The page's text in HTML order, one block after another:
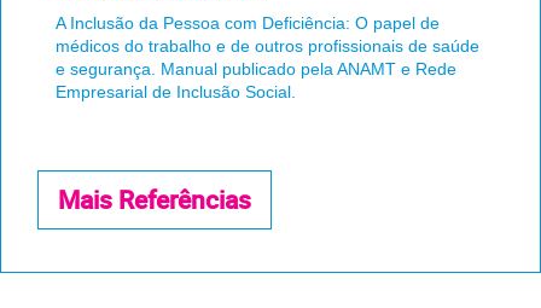
A Inclusão da Pessoa com Deficiência: O papel de
médicos do trabalho e de outros profissionais de saúde
e segurança. Manual publicado pela ANAMT e Rede
Empresarial de Inclusão Social.
Mais Referências